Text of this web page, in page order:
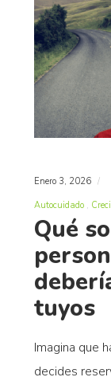
Enero 3, 2026
Autocuidado
Qué
tuyos
Imagina que
decides